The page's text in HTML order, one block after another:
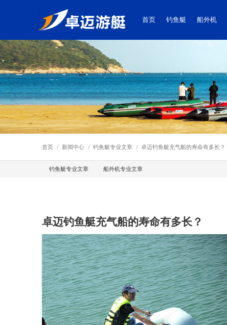
首页 钓鱼艇 船外机
首页 / 新闻中心 / 钓鱼艇专业文章 / 卓迈钓鱼艇充气船的寿命有多长？
钓鱼艇专业文章 船外机专业文章
卓迈钓鱼艇充气船的寿命有多长？